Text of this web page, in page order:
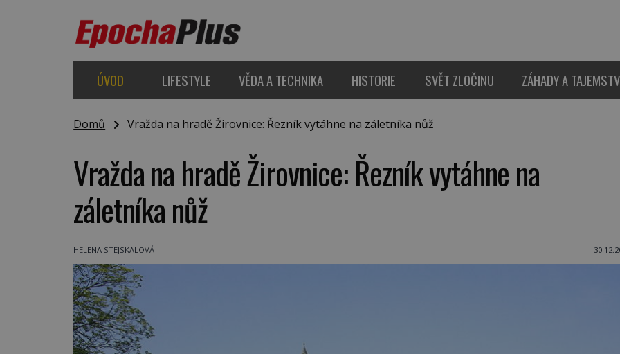
ÚVOD LIFESTYLE VĚDA A TECHNIKA HISTORIE SVĚT ZLOČINU ZÁHADY A
Domů Vražda na hradě Žirovnice: Řezník vytáhne na záletníka nůž
Vražda na hradě Žirovnice: Řezník vytáhne na
záletníka nůž
HELENA STEJSKALOVÁ